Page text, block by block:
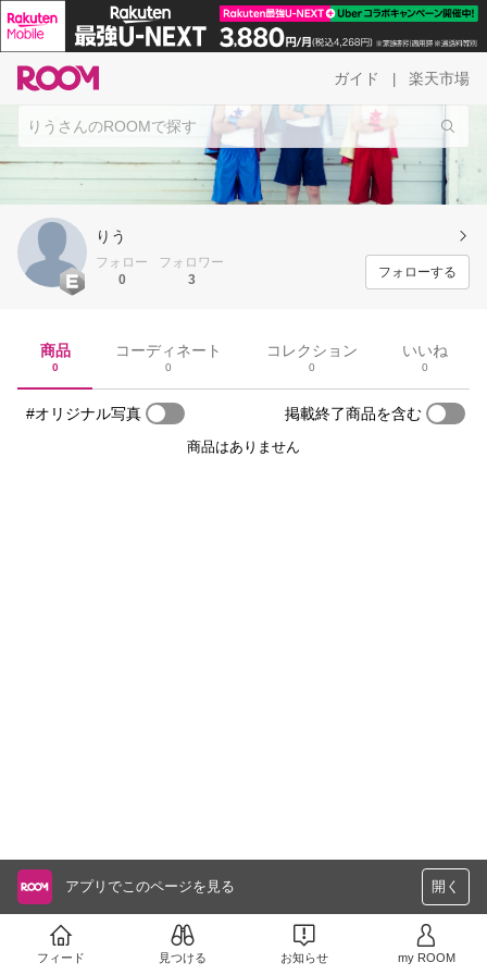
ガイド 楽天市場
りう
フォロー
0
フォロワー
3
フォローする
商品
0
コーディネート
0
コレクション
0
いいね
0
#オリジナル写真 掲載終了商品を含む
商品はありません
アプリでこのページを見る 開く
フィード 見つける お知らせ my ROOM